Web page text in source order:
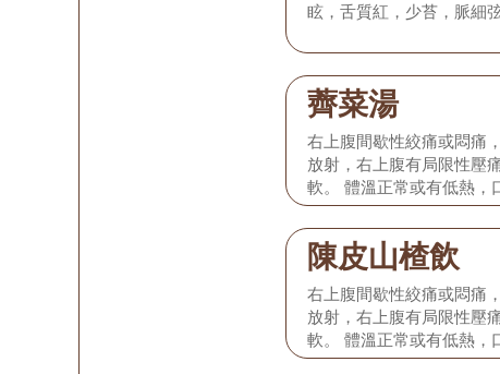
眩，舌質紅，少苔，脈細弦
薺菜湯
右上腹間歇性絞痛或悶痛
放射，右上腹有局限性壓
軟。 體溫正常或有低熱，
退，或有輕度噁心嘔吐，
紅，苔微黃，脈弦細或弦
於發病初期的膽絞痛或單
炎。
陳皮山楂飲
右上腹間歇性絞痛或悶痛
放射，右上腹有局限性壓
軟。 體溫正常或有低熱，
退，或有輕度噁心嘔吐，